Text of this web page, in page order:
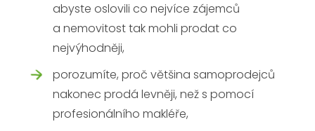
abyste oslovili co nejvíce zájemců
a nemovitost tak mohli prodat co
nejvýhodněji,
porozumíte, proč většina samoprodejců
nakonec prodá levněji, než s pomocí
profesionálního makléře,